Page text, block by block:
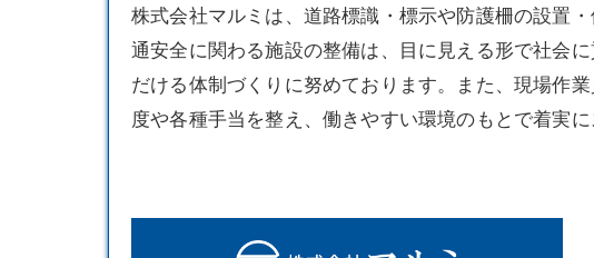
株式会社マルミは、道路標識・標示や防護柵の設置
通安全に関わる施設の整備は、目に見える形で社会
だける体制づくりに努めております。また、現場作
度や各種手当を整え、働きやすい環境のもとで着実